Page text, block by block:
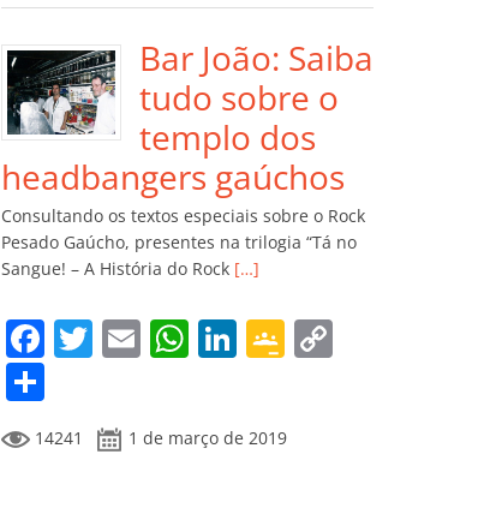
b
o
o
k
A
p
p
dI
n
e
Cl
a
ss
ro
o
m
Li
n
k
p
ar
til
h
ar
Bar João: Saiba
tudo sobre o
templo dos
headbangers gaúchos
Consultando os textos especiais sobre o Rock
Pesado Gaúcho, presentes na trilogia “Tá no
Sangue! – A História do Rock […]
F
e
T
itt
er
E
l
W
s
Li
e
G
gl
o
m
14241 1 de março de 2019